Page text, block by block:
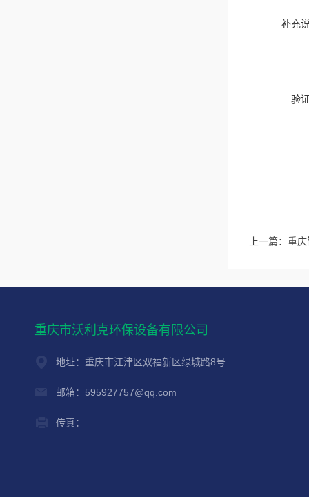
补充
验
上一篇： 重庆
重庆市沃利克环保设备有限公司
地址：重庆市江津区双福新区绿城路8号
邮箱：595927757@qq.com
传真：